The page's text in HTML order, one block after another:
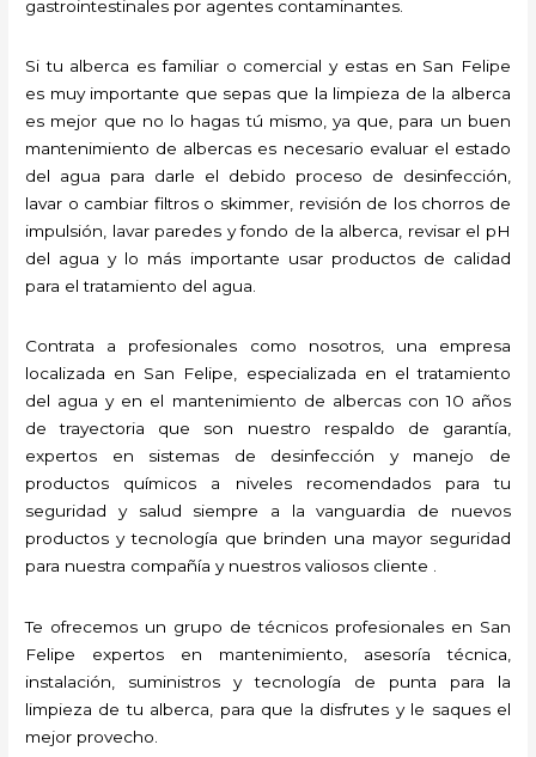
gastrointestinales por agentes contaminantes.
Si tu alberca es familiar o comercial y estas en San Felipe
es muy importante que sepas que la limpieza de la alberca
es mejor que no lo hagas tú mismo, ya que, para un buen
mantenimiento de albercas es necesario evaluar el estado
del agua para darle el debido proceso de desinfección,
lavar o cambiar filtros o skimmer, revisión de los chorros de
impulsión, lavar paredes y fondo de la alberca, revisar el pH
del agua y lo más importante usar productos de calidad
para el tratamiento del agua.
Contrata a profesionales como nosotros, una empresa
localizada en San Felipe, especializada en el tratamiento
del agua y en el mantenimiento de albercas con 10 años
de trayectoria que son nuestro respaldo de garantía,
expertos en sistemas de desinfección y manejo de
productos químicos a niveles recomendados para tu
seguridad y salud siempre a la vanguardia de nuevos
productos y tecnología que brinden una mayor seguridad
para nuestra compañía y nuestros valiosos cliente .
Te ofrecemos un grupo de técnicos profesionales en San
Felipe expertos en mantenimiento, asesoría técnica,
instalación, suministros y tecnología de punta para la
limpieza de tu alberca, para que la disfrutes y le saques el
mejor provecho.